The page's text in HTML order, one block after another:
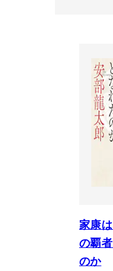
家康
の覇
のか